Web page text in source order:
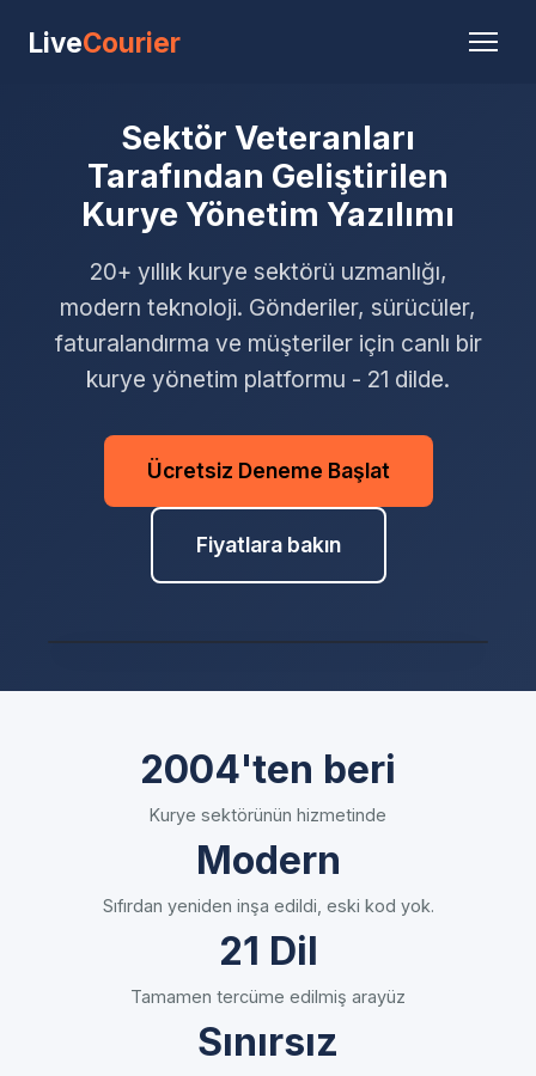
LiveCourier
Sektör Veteranları
Tarafından Geliştirilen
Kurye Yönetim Yazılımı
20+ yıllık kurye sektörü uzmanlığı,
modern teknoloji. Gönderiler, sürücüler,
faturalandırma ve müşteriler için canlı bir
kurye yönetim platformu - 21 dilde.
Ücretsiz Deneme Başlat
Fiyatlara bakın
Gönderme - sürücüleri gerçek zamanlı olarak
❮ ❯
2004'ten beri
Kurye sektörünün hizmetinde
Modern
Sıfırdan yeniden inşa edildi, eski kod yok.
21 Dil
Tamamen tercüme edilmiş arayüz
Sınırsız